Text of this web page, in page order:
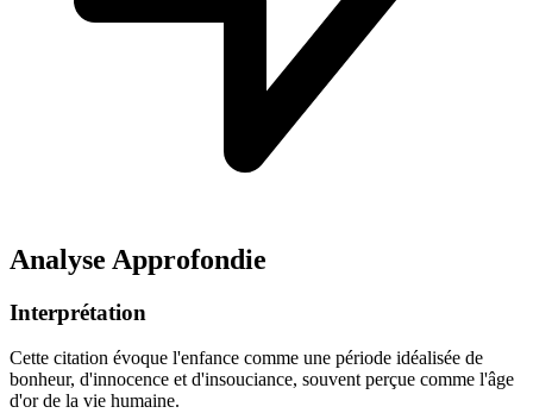
Analyse Approfondie
Interprétation
Cette citation évoque l'enfance comme une période idéalisée de
bonheur, d'innocence et d'insouciance, souvent perçue comme l'âge
d'or de la vie humaine.